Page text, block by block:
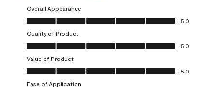
Overall Appearance
Overall Appearance, 5.0 out of 5
5.0
Quality of Product
Quality of Product, 5.0 out of 5
5.0
Value of Product
Value of Product, 5.0 out of 5
5.0
Ease of Application